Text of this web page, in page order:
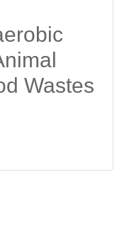
Wastes